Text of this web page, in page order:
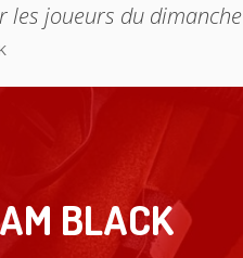
les joueurs du dimanche
BLACK